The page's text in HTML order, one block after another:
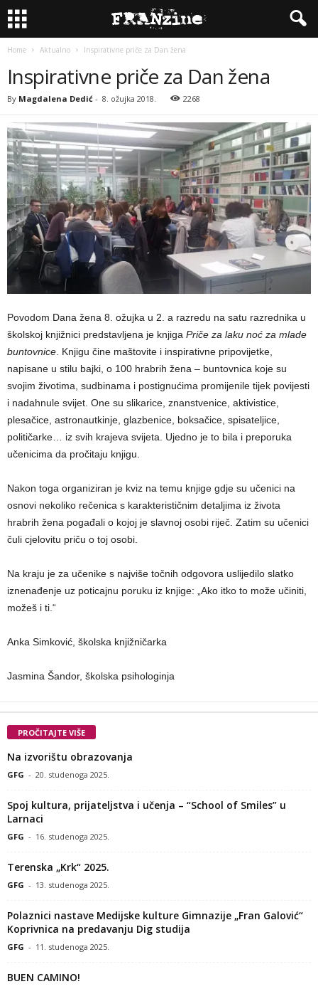
Home Aktualno Inspirativne priče za Dan žena
Inspirativne priče za Dan žena
By Magdalena Dedić - 8. ožujka 2018. 2268
Povodom Dana žena 8. ožujka u 2. a razredu na satu razrednika u
školskoj knjižnici predstavljena je knjiga Priče za laku noć za mlade
buntovnice . Knjigu čine maštovite i inspirativne pripovijetke,
napisane u stilu bajki, o 100 hrabrih žena – buntovnica koje su
svojim životima, sudbinama i postignućima promijenile tijek povijesti
i nadahnule svijet. One su slikarice, znanstvenice, aktivistice,
plesačice, astronautkinje, glazbenice, boksačice, spisateljice,
političarke… iz svih krajeva svijeta. Ujedno je to bila i preporuka
učenicima da pročitaju knjigu.
Nakon toga organiziran je kviz na temu knjige gdje su učenici na
osnovi nekoliko rečenica s karakterističnim detaljima iz života
hrabrih žena pogađali o kojoj je slavnoj osobi riječ. Zatim su učenici
čuli cjelovitu priču o toj osobi.
Na kraju je za učenike s najviše točnih odgovora uslijedilo slatko
iznenađenje uz poticajnu poruku iz knjige: „Ako itko to može učiniti,
možeš i ti.“
Anka Simković, školska knjižničarka
Jasmina Šandor, školska psihologinja
PROČITAJTE VIŠE
Na izvorištu obrazovanja
GFG - 20. studenoga 2025.
Spoj kultura, prijateljstva i učenja – “School of Smiles” u
Larnaci
GFG - 16. studenoga 2025.
Terenska „Krk“ 2025.
GFG - 13. studenoga 2025.
Polaznici nastave Medijske kulture Gimnazije „Fran Galović“
Koprivnica na predavanju Dig studija
GFG - 11. studenoga 2025.
BUEN CAMINO!